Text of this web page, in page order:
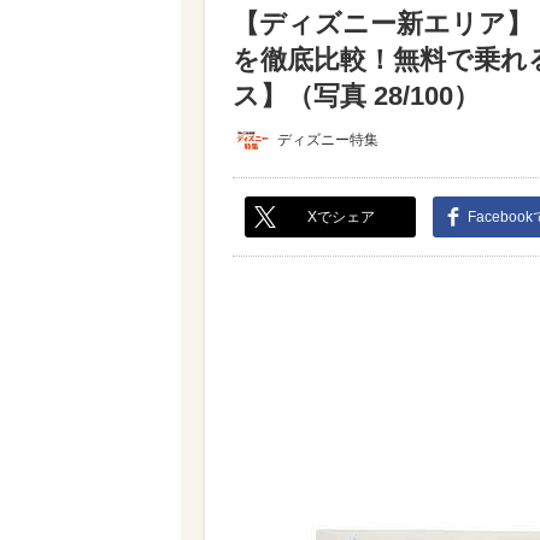
【ディズニー新エリア
を徹底比較！無料で乗
ス】（写真 28/100）
ディズニー特集
Xでシェア Facebook